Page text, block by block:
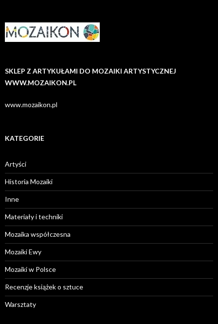
SKLEP Z ARTYKUŁAMI DO MOZAIKI ARTYSTYCZNEJ
WWW.MOZAIKON.PL
www.mozaikon.pl
KATEGORIE
Artyści
Historia Mozaiki
Inne
Materiały i techniki
Mozaika współczesna
Mozaiki Ewy
Mozaiki w Polsce
Recenzje książek o sztuce
Warsztaty